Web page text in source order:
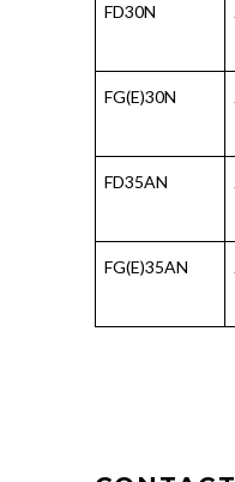
FD30N
FG(E)30N
FD35AN
FG(E)35AN